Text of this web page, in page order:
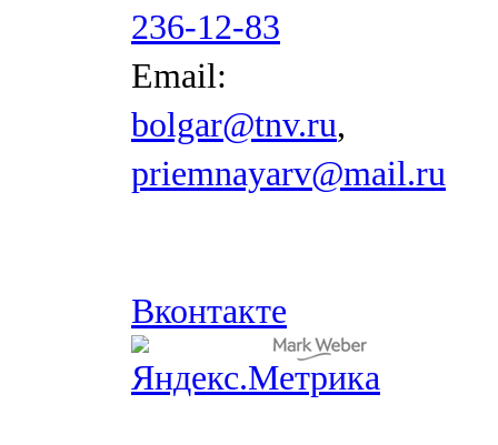
236-12-83
Email:
bolgar@tnv.ru,
priemnayarv@mail.ru
Вконтакте